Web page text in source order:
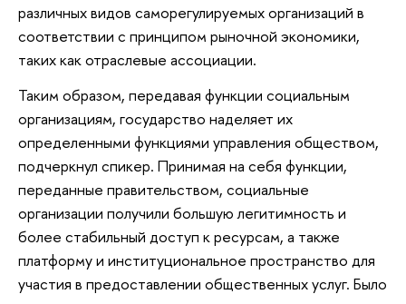
различных видов саморегулируемых организаций в
соответствии с принципом рыночной экономики,
таких как отраслевые ассоциации.
Таким образом, передавая функции социальным
организациям, государство наделяет их
определенными функциями управления обществом,
подчеркнул спикер. Принимая на себя функции,
переданные правительством, социальные
организации получили большую легитимность и
более стабильный доступ к ресурсам, а также
платформу и институциональное пространство для
участия в предоставлении общественных услуг. Было